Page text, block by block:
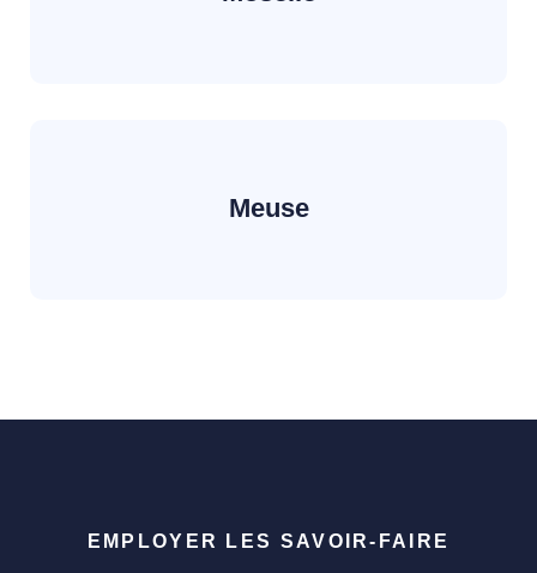
Meuse
EMPLOYER LES SAVOIR-FAIRE